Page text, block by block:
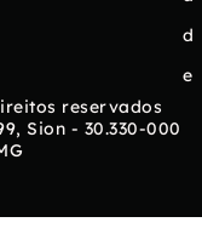
d
e
reservados
Sion - 30.330-000